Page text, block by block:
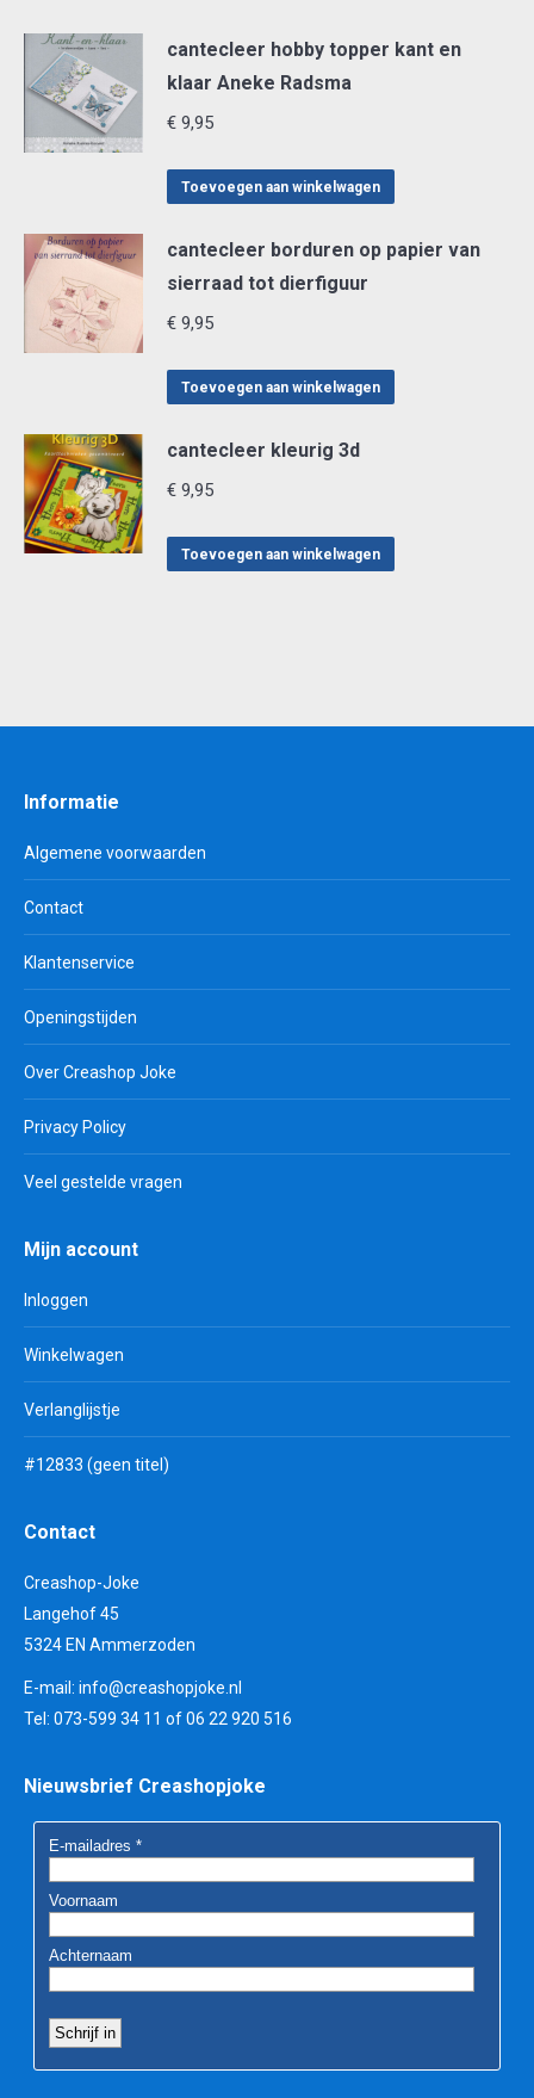
cantecleer hobby topper kant en
klaar Aneke Radsma
€ 9,95
Toevoegen aan winkelwagen
cantecleer borduren op papier van
sierraad tot dierfiguur
€ 9,95
Toevoegen aan winkelwagen
cantecleer kleurig 3d
€ 9,95
Toevoegen aan winkelwagen
Informatie
Algemene voorwaarden
Contact
Klantenservice
Openingstijden
Over Creashop Joke
Privacy Policy
Veel gestelde vragen
Mijn account
Inloggen
Winkelwagen
Verlanglijstje
#12833 (geen titel)
Contact
Creashop-Joke
Langehof 45
5324 EN Ammerzoden
E-mail: info@creashopjoke.nl
Tel: 073-599 34 11 of 06 22 920 516
Nieuwsbrief Creashopjoke